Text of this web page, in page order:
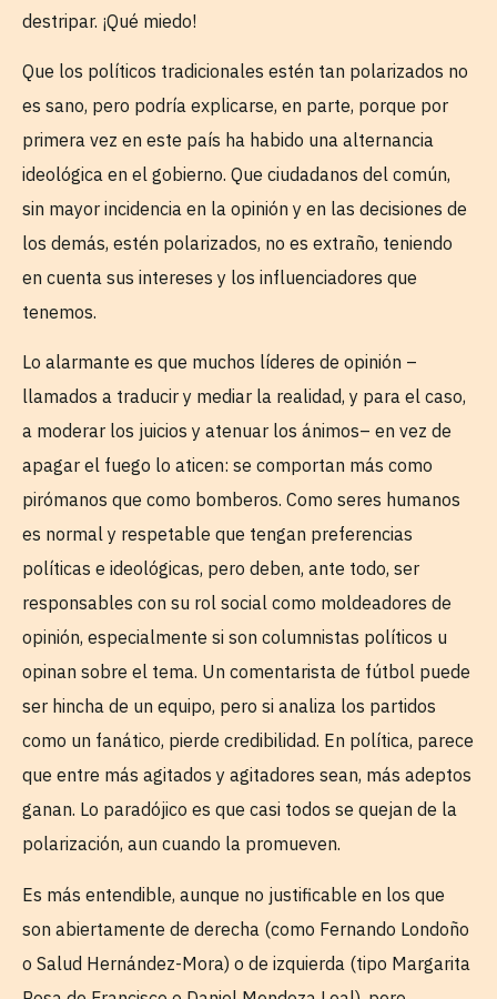
destripar. ¡Qué miedo!
Que los políticos tradicionales estén tan polarizados no
es sano, pero podría explicarse, en parte, porque por
primera vez en este país ha habido una alternancia
ideológica en el gobierno. Que ciudadanos del común,
sin mayor incidencia en la opinión y en las decisiones de
los demás, estén polarizados, no es extraño, teniendo
en cuenta sus intereses y los influenciadores que
tenemos.
Lo alarmante es que muchos líderes de opinión –
llamados a traducir y mediar la realidad, y para el caso,
a moderar los juicios y atenuar los ánimos– en vez de
apagar el fuego lo aticen: se comportan más como
pirómanos que como bomberos. Como seres humanos
es normal y respetable que tengan preferencias
políticas e ideológicas, pero deben, ante todo, ser
responsables con su rol social como moldeadores de
opinión, especialmente si son columnistas políticos u
opinan sobre el tema. Un comentarista de fútbol puede
ser hincha de un equipo, pero si analiza los partidos
como un fanático, pierde credibilidad. En política, parece
que entre más agitados y agitadores sean, más adeptos
ganan. Lo paradójico es que casi todos se quejan de la
polarización, aun cuando la promueven.
Es más entendible, aunque no justificable en los que
son abiertamente de derecha (como Fernando Londoño
o Salud Hernández-Mora) o de izquierda (tipo Margarita